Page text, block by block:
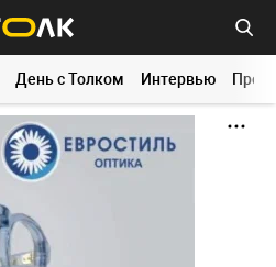
День с Толком Интервью